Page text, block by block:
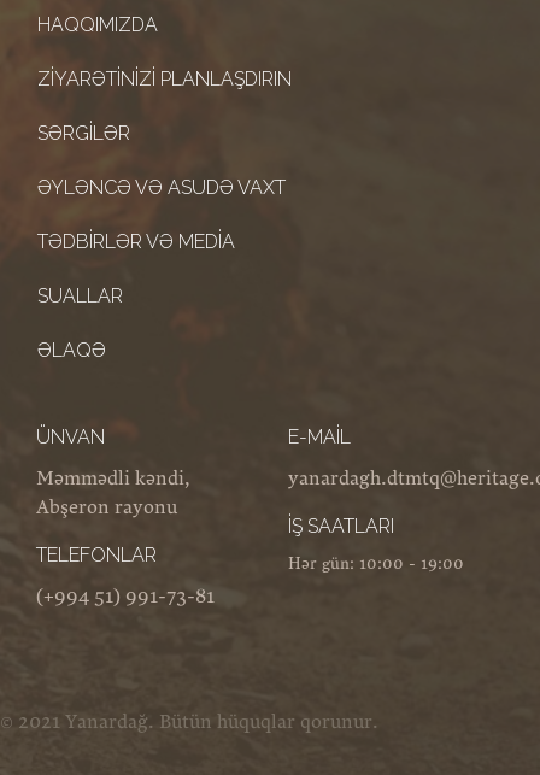
HAQQIMIZDA
ZIYARƏTINIZI PLANLAŞDIRIN
SƏRGILƏR
ƏYLƏNCƏ VƏ ASUDƏ VAXT
TƏDBIRLƏR VƏ MEDIA
SUALLAR
ƏLAQƏ
ÜNVAN
Məmmədli kəndi,
Abşeron rayonu
TELEFONLAR
(+994 51) 991-73-81
E-MAIL
İŞ SAATLARI
Hər gün: 10:00 - 19:00
© 2021 Yanardağ. Bütün hüquqlar qorunur.